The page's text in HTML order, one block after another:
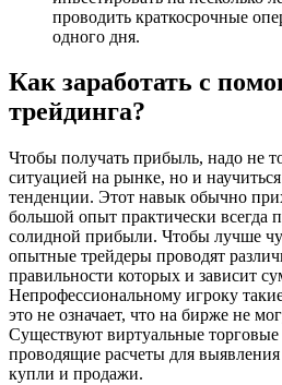
проводить краткосрочные
одного дня.
Как заработать с
трейдинга?
Чтобы получать прибыль, надо не
ситуацией на рынке, но и научиться
тенденции. Этот навык обычно
большой опыт практически всегда
солидной прибыли. Чтобы лучше
опытные трейдеры проводят
правильности которых и зависит
Непрофессиональному игроку
это не означает, что на бирже не
Существуют виртуальные
проводящие расчеты для
купли и продажи.